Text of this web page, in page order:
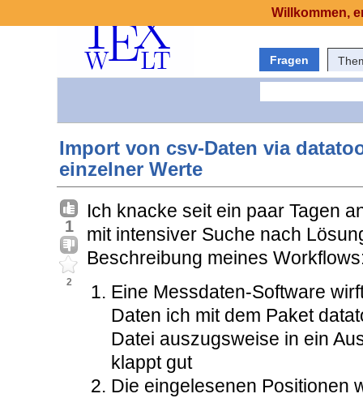
Fragen
Import von csv-Daten via
einzelner Werte
1
2
Ich knacke seit ein paar Tagen
mit intensiver Suche nach
Beschreibung meines
Eine Messdaten-Software
Daten ich mit dem Paket
Datei auszugsweise in ein
klappt gut
Die eingelesenen Positionen
Willkommen,